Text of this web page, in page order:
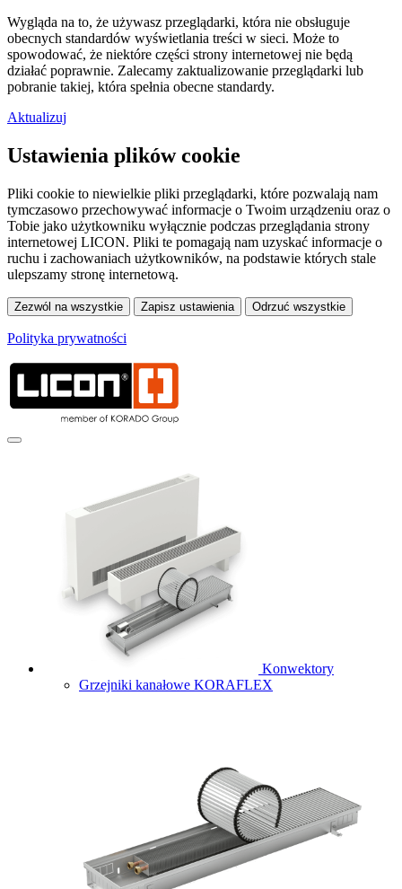
Wygląda na to, że używasz przeglądarki, która nie obsługuje
obecnych standardów wyświetlania treści w sieci. Może to
spowodować, że niektóre części strony internetowej nie będą
działać poprawnie. Zalecamy zaktualizowanie przeglądarki lub
pobranie takiej, która spełnia obecne standardy.
Aktualizuj
Ustawienia plików cookie
Pliki cookie to niewielkie pliki przeglądarki, które pozwalają nam
tymczasowo przechowywać informacje o Twoim urządzeniu oraz o
Tobie jako użytkowniku wyłącznie podczas przeglądania strony
internetowej LICON. Pliki te pomagają nam uzyskać informacje o
ruchu i zachowaniach użytkowników, na podstawie których stale
ulepszamy stronę internetową.
Polityka prywatności
Konwektory
Grzejniki kanałowe KORAFLEX